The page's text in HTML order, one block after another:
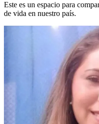
Este es un espacio para
de vida en nuestro país.